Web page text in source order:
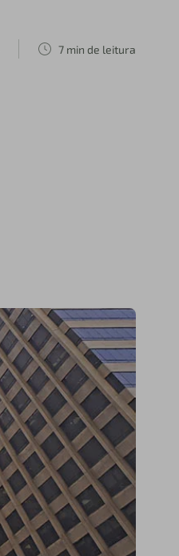
7 min de leitura